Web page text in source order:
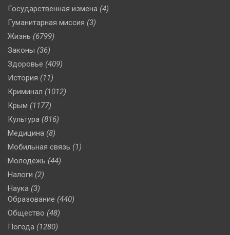
Государственная измена (4)
Гуманитарная миссия (3)
Жизнь (6799)
Законы (36)
Здоровье (409)
История (11)
Криминал (1012)
Крым (1177)
Культура (816)
Медицина (8)
Мобильная связь (1)
Молодежь (44)
Налоги (2)
Наука (3)
Образование (440)
Общество (48)
Погода (1280)